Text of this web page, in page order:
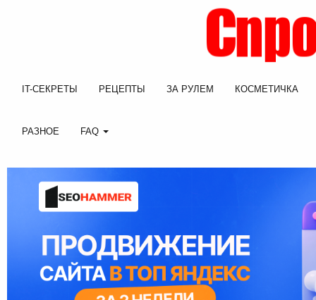
IT-СЕКРЕТЫ РЕЦЕПТЫ ЗА РУЛЕМ КОСМЕТИЧКА
РАЗНОЕ FAQ